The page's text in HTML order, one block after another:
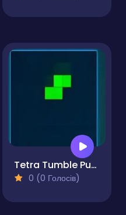
Tetra Tumble Puzzle Game
0 (0 Голосів)